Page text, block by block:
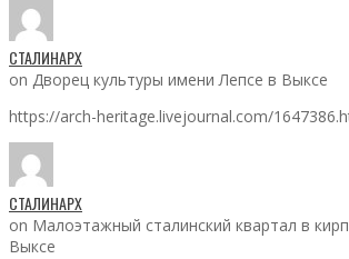
СТАЛИНАРХ
on Дворец культуры имени Лепсе в Выксе
https://arch-heritage.livejournal.com/
СТАЛИНАРХ
on Малоэтажный сталинский квартал в
Выксе